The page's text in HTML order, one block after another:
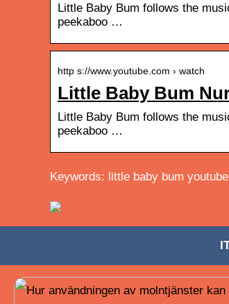
Little Baby Bum follows the
peekaboo …
http s://www.youtube.com › watch
Little Baby Bum
Little Baby Bum follows the
peekaboo …
Keywords: little baby bum youtube